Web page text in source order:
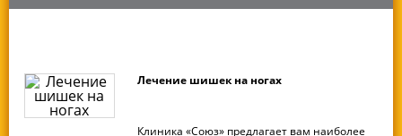
Лечение шишек на ногах
Клиника «Союз» предлагает вам наиболее